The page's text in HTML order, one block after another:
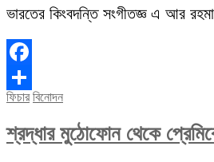
ভারতের কিংবদন্তি সংগীতজ্ঞ এ আর
Facebook
Share
ফিচার বিনোদন
শ্রদ্ধার মুঠোফোন থেকে